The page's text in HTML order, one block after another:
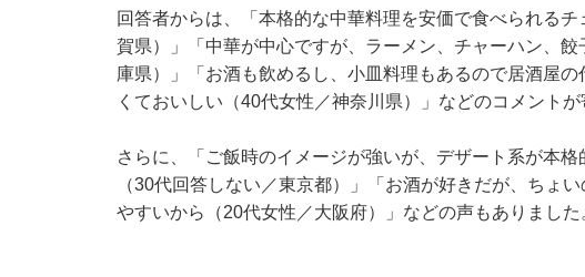
回答者からは、「本格的な中華料理を安価で食べられる
賀県）」「中華が中心ですが、ラーメン、チャーハン、
庫県）」「お酒も飲めるし、小皿料理もあるので居酒屋
くておいしい（40代女性／神奈川県）」などのコメントが
さらに、「ご飯時のイメージが強いが、デザート系が本
（30代回答しない／東京都）」「お酒が好きだが、ちょ
やすいから（20代女性／大阪府）」などの声もありました